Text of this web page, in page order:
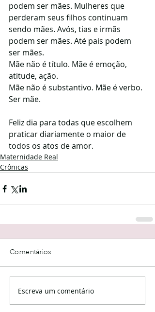
podem ser mães. Mulheres que
perderam seus filhos continuam
sendo mães. Avós, tias e irmãs
podem ser mães. Até pais podem
ser mães.
Mãe não é título. Mãe é emoção,
atitude, ação.
Mãe não é substantivo. Mãe é verbo.
Ser mãe.
Feliz dia para todas que escolhem
praticar diariamente o maior de
todos os atos de amor.
Maternidade Real
Crônicas
Comentários
Escreva um comentário